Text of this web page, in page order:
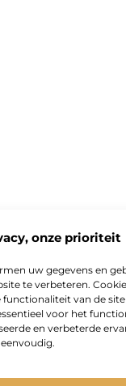
onze prioriteit
uw gegevens en
te verbeteren.
van de
voor het
en verbeterde